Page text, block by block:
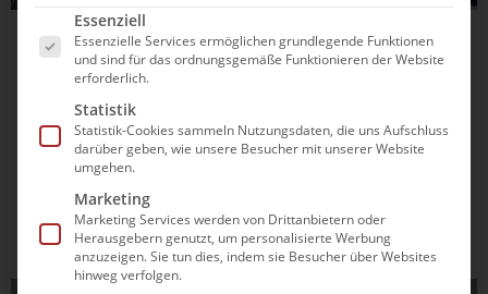
10.11.2025 19:49
Märtens-Rivale aus China krault Junioren-
Weltrekord: 3:42 Minuten über 400 Meter
Ein Junioren-Weltrekord sorgt in China für Aufsehen:
Während Lukas Märtens im Höhentrainingslager an seiner
Form feilt, schwimmt Shootingstar Zhanshuo Zhang auf
seiner Paradestrecke eine Zeit, die sogar den Olympiasieger
aufmerksam werden lässt. Was bedeutet das für den Kampf
auf der...
Es folgt eine Liste der Service-Gruppen, für die
Essenziell
Essenzielle Services ermöglichen grundlegende Funktionen
und sind für das ordnungsgemäße Funktionieren der Website
erforderlich.
Statistik
Statistik-Cookies sammeln Nutzungsdaten, die uns Aufschluss
darüber geben, wie unsere Besucher mit unserer Website
umgehen.
Marketing
Marketing Services werden von Drittanbietern oder
Herausgebern genutzt, um personalisierte Werbung
anzuzeigen. Sie tun dies, indem sie Besucher über Websites
hinweg verfolgen.